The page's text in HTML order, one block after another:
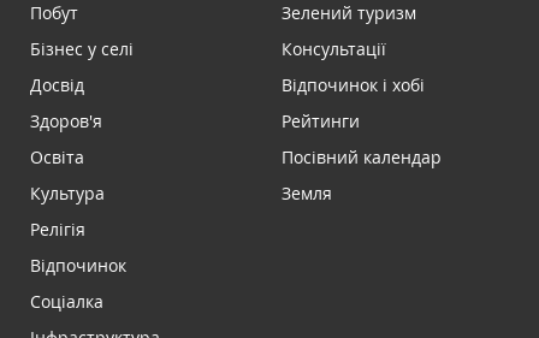
Побут
Бізнес у селі
Досвід
Здоров'я
Освіта
Культура
Релігія
Відпочинок
Соціалка
Зелений туризм
Консультації
Відпочинок і хобі
Рейтинги
Посівний календар
Земля